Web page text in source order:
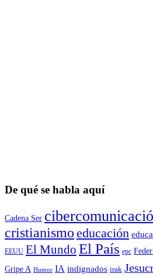
De qué se habla aquí
Cadena Ser
cristianismo educación
EEUU El Mundo El País epc
Gripe A Humor IA indignados irak